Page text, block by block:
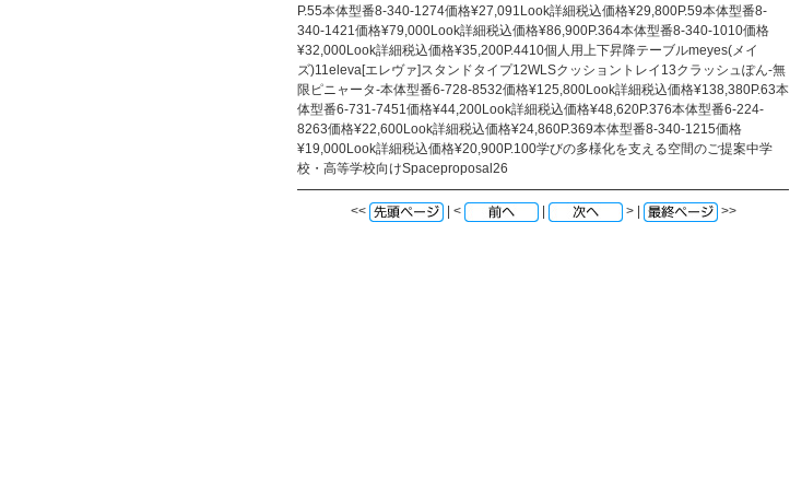
P.55本体型番8-340-1274価格¥27,091Look詳細税込価格¥29,800P.59本体型番8-
340-1421価格¥79,000Look詳細税込価格¥86,900P.364本体型番8-340-1010価格
¥32,000Look詳細税込価格¥35,200P.4410個人用上下昇降テーブルmeyes(メイ
ズ)11eleva[エレヴァ]スタンドタイプ12WLSクッショントレイ13クラッシュぽん-無
限ピニャータ-本体型番6-728-8532価格¥125,800Look詳細税込価格¥138,380P.63本
体型番6-731-7451価格¥44,200Look詳細税込価格¥48,620P.376本体型番6-224-
8263価格¥22,600Look詳細税込価格¥24,860P.369本体型番8-340-1215価格
¥19,000Look詳細税込価格¥20,900P.100学びの多様化を支える空間のご提案中学
校・高等学校向けSpaceproposal26
<< | < > | >>